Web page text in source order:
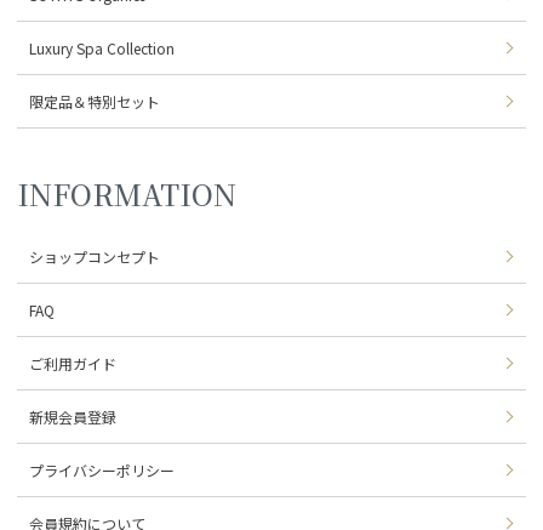
Luxury Spa Collection
限定品＆特別セット
INFORMATION
ショップコンセプト
FAQ
ご利用ガイド
新規会員登録
プライバシーポリシー
会員規約について